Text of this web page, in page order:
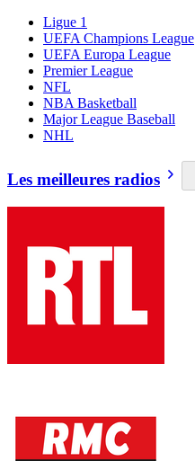
Ligue 1
UEFA Champions League
UEFA Europa League
Premier League
NFL
NBA Basketball
Major League Baseball
NHL
Les meilleures radios